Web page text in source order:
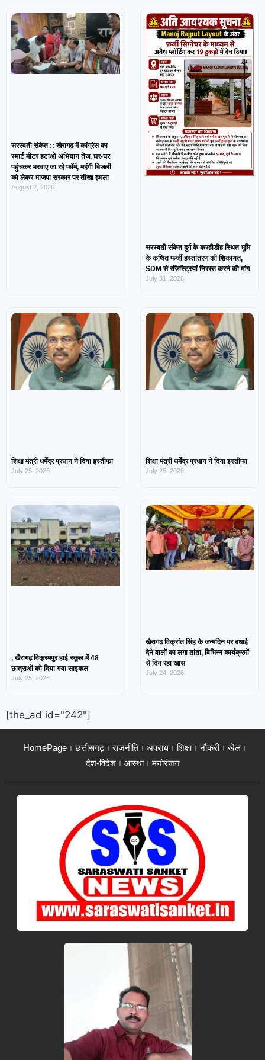
सरस्वती संकेत :: खैरागढ़ में कांग्रेस का
स्मार्ट मीटर हटाओ अभियान तेज, घर-घर
पहुंचकर भरवाए जा रहे फॉर्म, महंगी बिजली
को लेकर भाजपा सरकार पर तीखा हमला
August 2, 2026
सरस्वती संकेत दुर्ग के करहीडीह स्थित भूमि
के कथित फर्जी हस्तांतरण की शिकायत,
SDM से रजिस्ट्रियां निरस्त करने की मांग
July 31, 2026
शिक्षा मंत्री धर्मेंद्र प्रधान ने दिया इस्तीफा
July 25, 2026
शिक्षा मंत्री धर्मेंद्र प्रधान ने दिया इस्तीफा
July 25, 2026
, खैरागढ़ विक्रमपुर हाई स्कूल में 48
छात्राओं को दिया गया साइकल
July 25, 2026
खैरागढ़ विक्रांत सिंह के जन्मदिन पर बधाई
देने वालों का लगा तांता, विभिन्न कार्यक्रमों
से दिन रहा खास
July 24, 2026
[the_ad id="242"]
HomePage छत्तीसगढ़ राजनीति अपराध शिक्षा नौकरी
खेल
देश-विदेश
आस्था मनोरंजन